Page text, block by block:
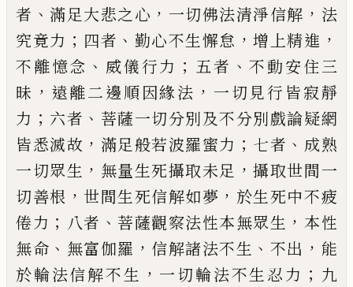
者 、 滿足大悲之心 ， 一切佛法清淨信解 ， 法
究竟力 ； 四者 、 勤心不生懈怠 ，增上精進 ，
不離憶念 、 威儀行力 ； 五者 、不動安住三
昧 ， 遠離二邊順因緣法 ， 一切見行皆寂靜
力 ； 六者 、 菩薩一切分別及不分別戲論疑網
皆悉滅故 ， 滿足般若波羅蜜力 ； 七者 、 成熟
一切眾生 ， 無量生死攝取未足 ，攝取世間一
切善根 ， 世間生死信解如夢 ， 於生死中不疲
倦力 ； 八者 、 菩薩觀察法性本無眾生 ， 本性
無命 、 無富伽羅 ， 信解諸法不生 、 不出 ， 能
於輪法信解不生 ， 一切輪法不生忍力 ； 九